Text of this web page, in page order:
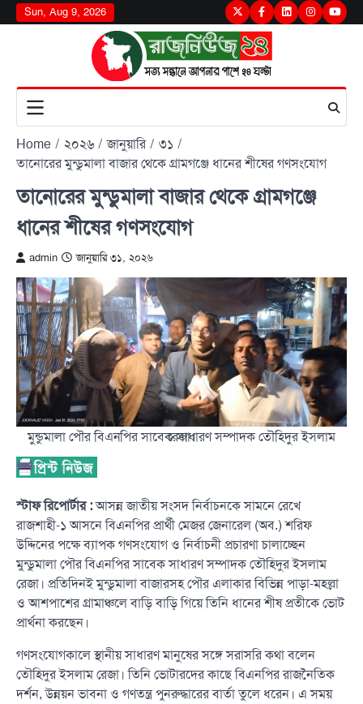
Skip
to
Sun, Aug 9, 2026 TwitterFacebook
LinkedInInstagram
Home ২০২৬ জানুয়ারি
৩১
তানোরের মুন্ডুমালা বাজার থেকে গ্রামগঞ্জে ধানের শীষের গণসংযোগ
তানোরের মুন্ডুমালা বাজার থেকে গ্রামগঞ্জে
ধানের শীষের গণসংযোগ
admin জানুয়ারি ৩১, ২০২৬
মুন্ডুমালা পৌর বিএনপির সাবেক সাধারণ সম্পাদক তৌহিদুর ইসলাম রেজা।
স্টাফ রিপোর্টার :আসন্ন জাতীয় সংসদ নির্বাচনকে সামনে রেখে
রাজশাহী-১ আসনে বিএনপির প্রার্থী মেজর জেনারেল (অব.) শরিফ
উদ্দিনের পক্ষে ব্যাপক গণসংযোগ ও নির্বাচনী প্রচারণা চালাচ্ছেন
মুন্ডুমালা পৌর বিএনপির সাবেক সাধারণ সম্পাদক তৌহিদুর ইসলাম
রেজা। প্রতিদিনই মুন্ডুমালা বাজারসহ পৌর এলাকার বিভিন্ন পাড়া-মহল্লা
ও আশপাশের গ্রামাঞ্চলে বাড়ি বাড়ি গিয়ে তিনি ধানের শীষ প্রতীকে ভোট
প্রার্থনা করছেন।
গণসংযোগকালে স্থানীয় সাধারণ মানুষের সঙ্গে সরাসরি কথা বলেন
তৌহিদুর ইসলাম রেজা। তিনি ভোটারদের কাছে বিএনপির রাজনৈতিক
দর্শন, উন্নয়ন ভাবনা ও গণতন্ত্র পুনরুদ্ধারের বার্তা তুলে ধরেন। এ সময়